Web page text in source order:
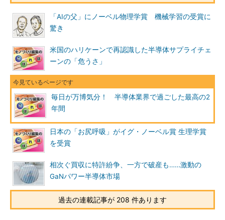
「AIの父」にノーベル物理学賞 機械学習の受賞に
驚き
米国のハリケーンで再認識した半導体サプライチェ
ーンの「危うさ」
毎日が万博気分！ 半導体業界で過ごした最高の2
年間
日本の「お尻呼吸」がイグ・ノーベル賞 生理学賞
を受賞
相次ぐ買収に特許紛争、一方で破産も……激動の
GaNパワー半導体市場
過去の連載記事が 208 件あります